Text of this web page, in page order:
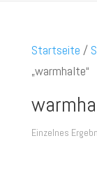
Startseite /
„warmhalte“
Einzelnes